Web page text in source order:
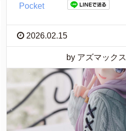
Pocket
2026.02.15
by アズマックス